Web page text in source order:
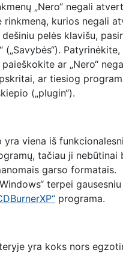
„Nero“ negali
rinkmeną, kurios negali
pelės klavišu,
(„Savybės“).
ar „Nero“
ar tiesiog
(„plugin“).
yra viena iš
tačiau ji nebūtinai
garso formatais.
terpei
programa.
yra koks nors